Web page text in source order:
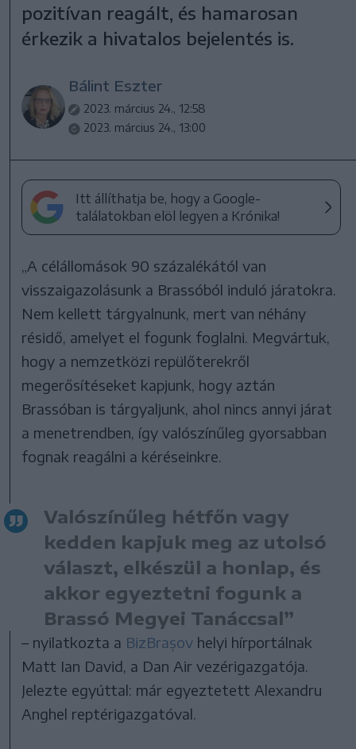
pozitívan reagált, és hamarosan
érkezik a hivatalos bejelentés is.
Bálint Eszter
2023. március 24., 12:58
2023. március 24., 13:00
Itt állíthatja be, hogy a Google-
találatokban elöl legyen a Krónika!
„A célállomások 90 százalékától van
visszaigazolásunk a Brassóból induló járatokra.
Nem kellett tárgyalnunk, mert van néhány
résidő, amelyet el fogunk foglalni. Megvártuk,
hogy a nemzetközi repülőterekről
megerősítéseket kapjunk, hogy aztán
Brassóban is tárgyaljunk, ahol nincs annyi járat
a menetrendben, így valószínűleg gyorsabban
fognak reagálni a kéréseinkre.
Valószínűleg hétfőn vagy
kedden kapjuk meg az utolsó
választ, elkészül a honlap, és
akkor egyeztetni fogunk a
Brassó Megyei Tanáccsal”
– nyilatkozta a BizBrașov helyi hírportálnak
Matt Ian David, a Dan Air vezérigazgatója.
Jelezte egyúttal: már egyeztetett Alexandru
Anghel reptérigazgatóval.